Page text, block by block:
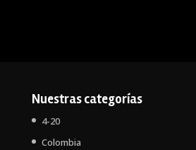
Nuestras categorías
4-20
Colombia